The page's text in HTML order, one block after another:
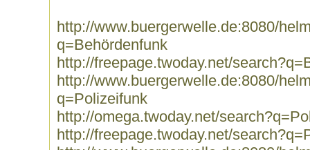
http://www.buergerwelle.de:8080/
q=Behördenfunk
http://freepage.twoday.net/
http://www.buergerwelle.de:8080/
q=Polizeifunk
http://omega.twoday.net/
http://freepage.twoday.net/